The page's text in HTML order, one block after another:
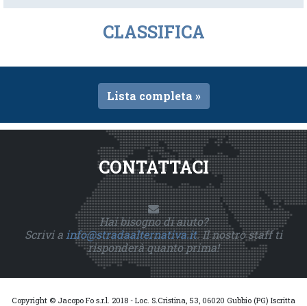
CLASSIFICA
Lista completa »
CONTATTACI
Hai bisogno di aiuto?
Scrivi a info@stradaalternativa.it. Il nostro staff ti
risponderà quanto prima!
Copyright © Jacopo Fo s.r.l. 2018 - Loc. S.Cristina, 53, 06020 Gubbio (PG) Iscritta